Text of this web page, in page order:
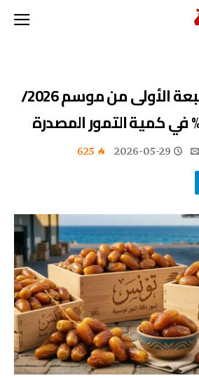
خلال الأشهر السبعة الأولى من موسم 2026/
2026-05-29
625